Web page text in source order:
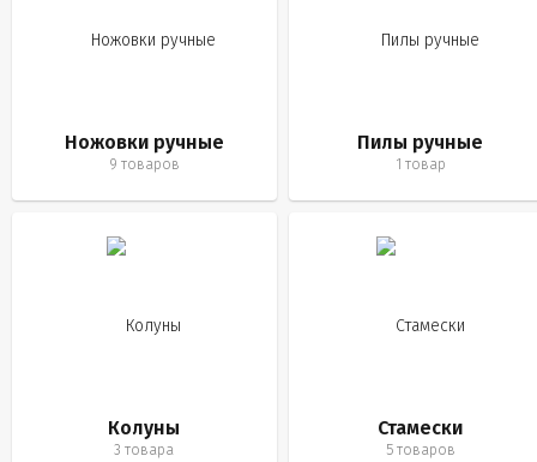
Ножовки ручные
9 товаров
Пилы ручные
1 товар
Колуны
3 товара
Стамески
5 товаров